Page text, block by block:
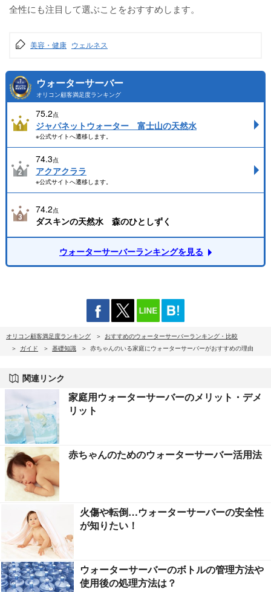
全性にも注目して選ぶことをおすすめします。
美容・健康 ウェルネス
ウォーターサーバー
オリコン顧客満足度ランキング
75.2点
ジャパネットウォーター 富士山の天然水
※公式サイトへ遷移します。
74.3点
アクアクララ
※公式サイトへ遷移します。
74.2点
ダスキンの天然水 森のひとしずく
ウォーターサーバーランキングを見る
オリコン顧客満足度ランキング
おすすめのウォーターサーバーランキング・比較
ガイド
基礎知識 赤ちゃんのいる家庭にウォーターサーバーがおすすめの理由
関連リンク
家庭用ウォーターサーバーのメリット・デメ
リット
赤ちゃんのためのウォーターサーバー活用法
火傷や転倒…ウォーターサーバーの安全性
が知りたい！
ウォーターサーバーのボトルの管理方法や
使用後の処理方法は？